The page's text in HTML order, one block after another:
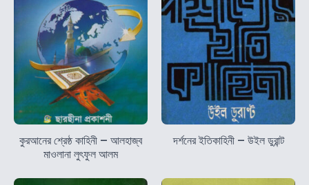
কুরআনের শ্রেষ্ঠ কাহিনী – আলহাজ্ব
মাওলানা লুৎফুল আলম
দর্শনের ইতিকাহিনী – উইল ডুরান্ট